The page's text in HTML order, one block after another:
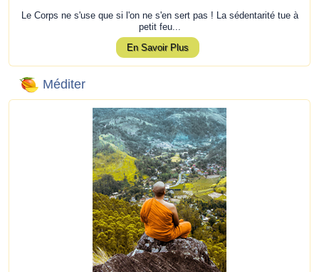
Le Corps ne s'use que si l'on ne s'en sert pas ! La sédentarité tue à
petit feu...
En Savoir Plus
Méditer